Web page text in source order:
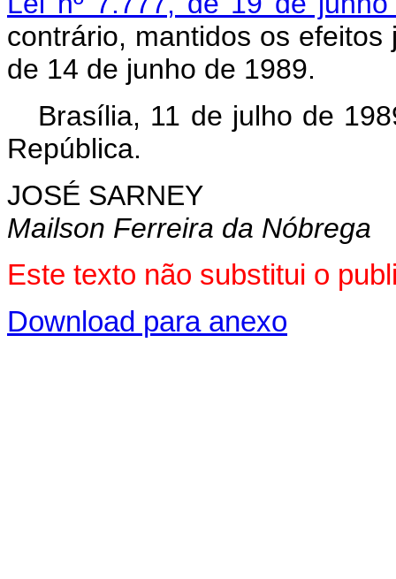
contrário, mantidos os
de 14 de junho de 1989.
Brasília, 11 de julho de
República.
JOSÉ SARNEY
Mailson Ferreira da Nóbrega
Este texto não substitui o
Download para anexo